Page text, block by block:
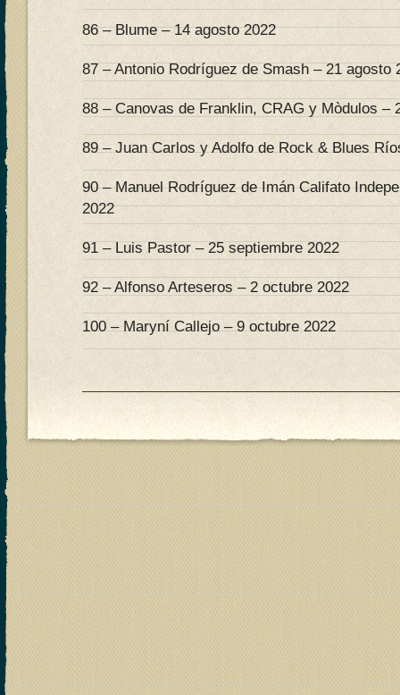
86 – Blume – 14 agosto 2022
87 – Antonio Rodríguez de Smash – 21 agosto
88 – Canovas de Franklin, CRAG y Mòdulos –
89 – Juan Carlos y Adolfo de Rock & Blues
90 – Manuel Rodríguez de Imán Califato
2022
91 – Luis Pastor – 25 septiembre 2022
92 – Alfonso Arteseros – 2 octubre 2022
100 – Maryní Callejo – 9 octubre 2022